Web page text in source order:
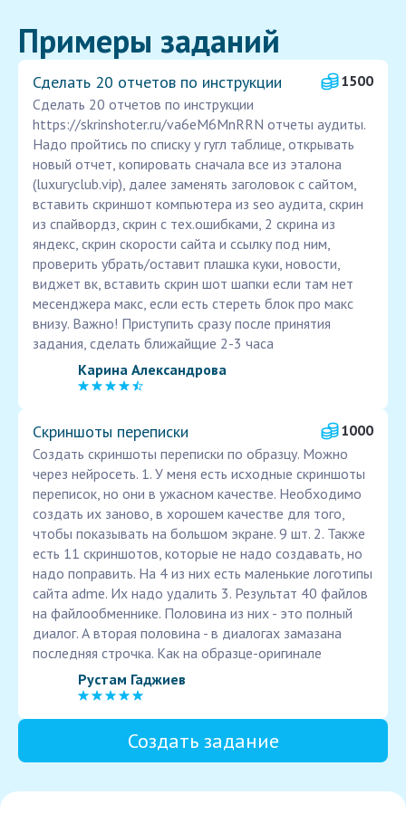
Примеры заданий
Сделать 20 отчетов по инструкции
1500
Сделать 20 отчетов по инструкции
https://skrinshoter.ru/va6eM6MnRRN отчеты аудиты.
Надо пройтись по списку у гугл таблице, открывать
новый отчет, копировать сначала все из эталона
(luxuryclub.vip), далее заменять заголовок с сайтом,
вставить скриншот компьютера из seo аудита, скрин
из спайвордз, скрин с тех.ошибками, 2 скрина из
яндекс, скрин скорости сайта и ссылку под ним,
проверить убрать/оставит плашка куки, новости,
виджет вк, вставить скрин шот шапки если там нет
месенджера макс, если есть стереть блок про макс
внизу. Важно! Приступить сразу после принятия
задания, сделать ближайщие 2-3 часа
Карина Александрова
Скриншоты переписки
1000
Создать скриншоты переписки по образцу. Можно
через нейросеть. 1. У меня есть исходные скриншоты
переписок, но они в ужасном качестве. Необходимо
создать их заново, в хорошем качестве для того,
чтобы показывать на большом экране. 9 шт. 2. Также
есть 11 скриншотов, которые не надо создавать, но
надо поправить. На 4 из них есть маленькие логотипы
сайта adme. Их надо удалить 3. Результат 40 файлов
на файлообменнике. Половина из них - это полный
диалог. А вторая половина - в диалогах замазана
последняя строчка. Как на образце-оригинале
Рустам Гаджиев
Создать задание